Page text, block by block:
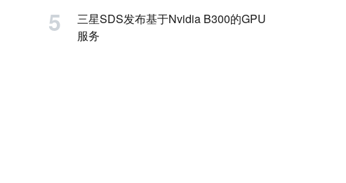
三星SDS发布基于Nvidia B300的GPU
服务